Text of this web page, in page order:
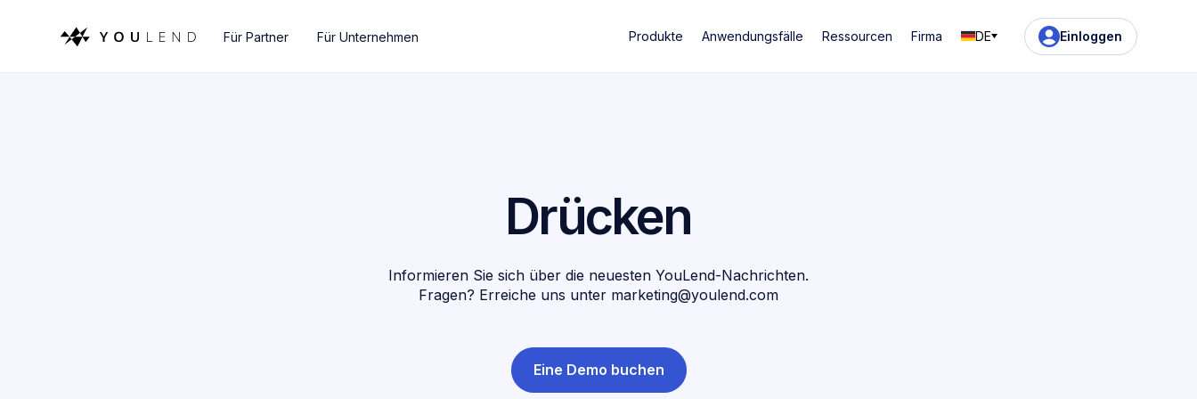
Für Partner Für Unternehmen Produkte Anwendungsfälle Ressourcen Firma DE Einloggen
Drücken
Informieren Sie sich über die neuesten YouLend-Nachrichten.
Fragen? Erreiche uns unter marketing@youlend.com
Eine Demo buchen